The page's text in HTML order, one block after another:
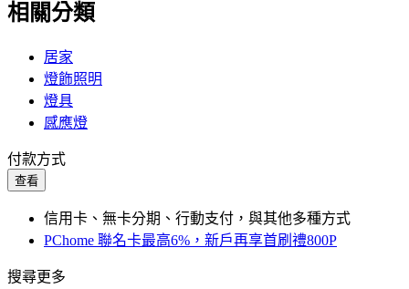
相關分類
居家
燈飾照明
燈具
感應燈
付款方式
查看
信用卡、無卡分期、行動支付，與其他多種方式
PChome 聯名卡最高6%，新戶再享首刷禮800P
搜尋更多